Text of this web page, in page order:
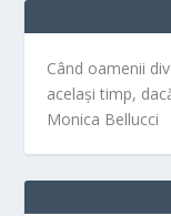
Când oamenii
același timp,
Monica Bellucci